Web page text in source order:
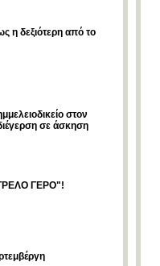
η δεξιότερη από το
στον
σε άσκηση
ΓΕΡΟ"!